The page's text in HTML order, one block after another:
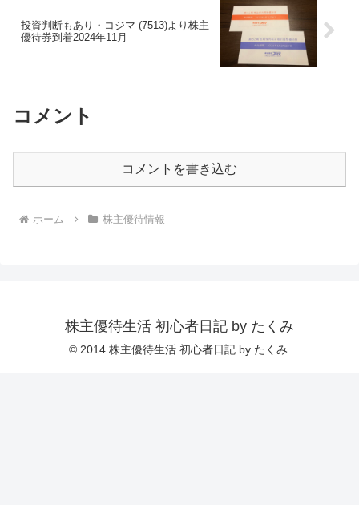
投資判断もあり・コジマ (7513)より株主
優待券到着2024年11月
コメント
コメントを書き込む
ホーム 株主優待情報
株主優待生活 初心者日記 by たくみ
© 2014 株主優待生活 初心者日記 by たくみ.